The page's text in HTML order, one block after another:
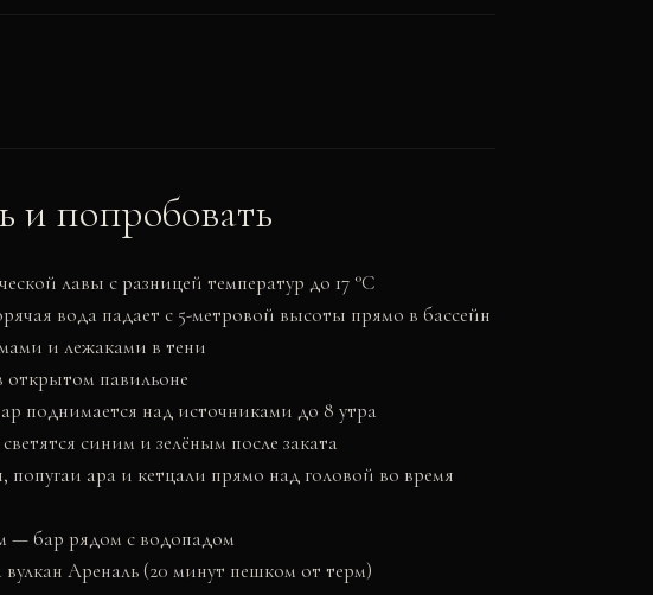
и попробовать
лавы с разницей температур до 17 °C
вода падает с 5-метровой высоты прямо в бассейн
и лежаками в тени
открытом павильоне
поднимается над источниками до 8 утра
синим и зелёным после заката
ара и кетцали прямо над головой во время
— бар рядом с водопадом
Ареналь (20 минут пешком от терм)